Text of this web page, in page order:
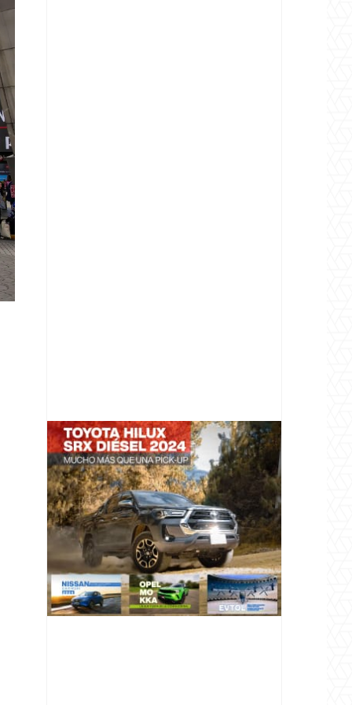
Follow
@v12_magazine